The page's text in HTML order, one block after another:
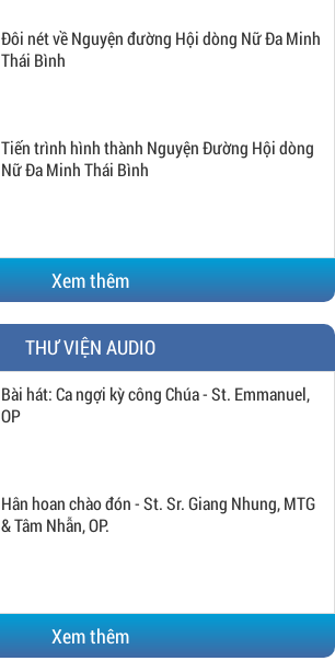
Đôi nét về Nguyện đường Hội dòng Nữ Đa Minh
Thái Bình
Tiến trình hình thành Nguyện Đường Hội dòng
Nữ Đa Minh Thái Bình
Xem thêm
THƯ VIỆN AUDIO
Bài hát: Ca ngợi kỳ công Chúa - St. Emmanuel,
OP
Hân hoan chào đón - St. Sr. Giang Nhung, MTG
& Tâm Nhẫn, OP.
Xem thêm